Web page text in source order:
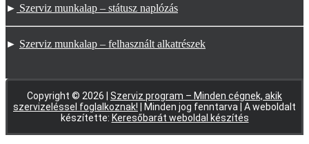
► Szerviz munkalap – státusz naplózás
► Szerviz munkalap – felhasznált alkatrészek
Copyright © 2026 | Szerviz program – Minden cégnek, akik
szervizeléssel foglalkoznak! | Minden jog fenntarva | A weboldalt
készítette: Keresőbarát weboldal készítés